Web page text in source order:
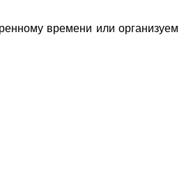
времени или организуем